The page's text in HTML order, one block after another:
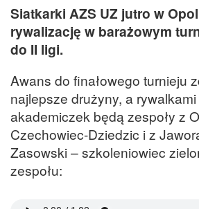
Siatkarki AZS UZ jutro w
rywalizację w barażowym
do II ligi.
Awans do finałowego turnieju
najlepsze drużyny, a
akademiczek będą zespoły z
Czechowiec-Dziedzic i z
Zasowski – szkoleniowiec
zespołu: